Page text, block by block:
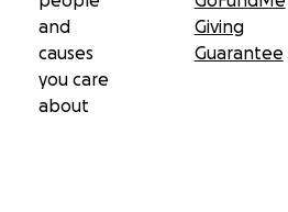
and
causes
you care
about
Giving
Guarantee